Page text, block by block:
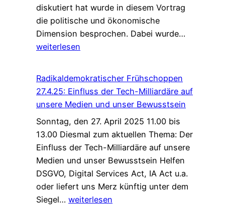
diskutiert hat wurde in diesem Vortrag
die politische und ökonomische
Dimension besprochen. Dabei wurde…
den
Tech-
Medien
und
weiterlesen
Radikaldemokratischer Frühschoppen
27.4.25: Einfluss der Tech-Milliardäre auf
unsere Medien und unser Bewusstsein
Sonntag, den 27. April 2025 11.00 bis
13.00 Diesmal zum aktuellen Thema: Der
Einfluss der Tech-Milliardäre auf unsere
Medien und unser Bewusstsein Helfen
DSGVO, Digital Services Act, IA Act u.a.
oder liefert uns Merz künftig unter dem
Siegel… Radikaldemokratischer
weiterlesen